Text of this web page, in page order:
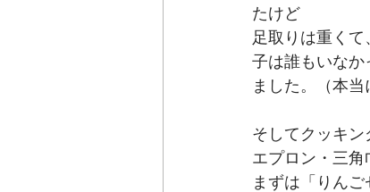
たけど
足取りは重く
子は誰もいな
ました。（本当
そしてクッキン
エプロン・三角
まずは「りん